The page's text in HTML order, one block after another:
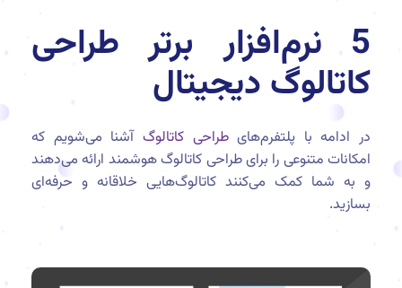
5 نرم‌افزار برتر طراحی
کاتالوگ دیجیتال
در ادامه با پلتفرم‌هایطراحی کاتالوگ آشنا می‌شویم که
امکانات متنوعی را برای طراحی کاتالوگ هوشمند ارائه می‌دهند
و به شما کمک می‌کنند کاتالوگ‌هایی خلاقانه و حرفه‌ای
بسازید.